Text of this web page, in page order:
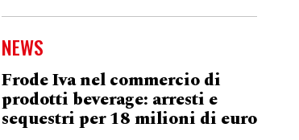
NEWS
Frode Iva nel commercio di
prodotti beverage: arresti e
sequestri per 18 milioni di euro